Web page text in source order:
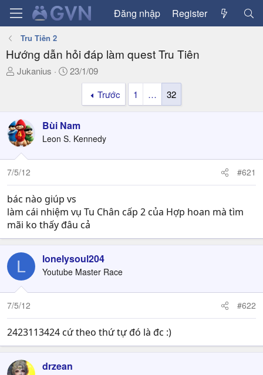
Đăng nhập Register
Tru Tiên 2
Hướng dẫn hỏi đáp làm quest Tru Tiên
T
a
d
s
t
a
t
e
r
Jukanius
N
ử
i
23/1/09
Trước
1 … 32
Bùi Nam
Leon S. Kennedy
7/5/12 #621
bác nào giúp vs
làm cái nhiệm vụ Tu Chân cấp 2 của Hợp hoan mà tìm
mãi ko thấy đâu cả
L lonelysoul204
Youtube Master Race
7/5/12 #622
2423113424 cứ theo thứ tự đó là đc :)
drzean